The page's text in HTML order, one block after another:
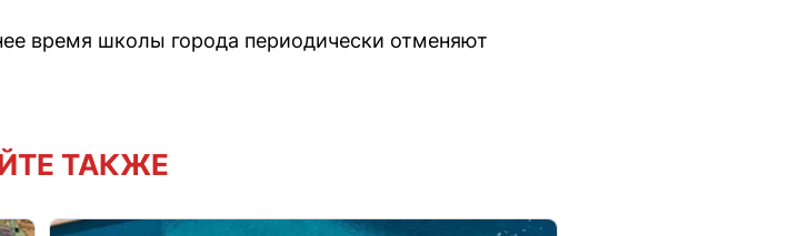
время школы города периодически отменяют
ТАКЖЕ